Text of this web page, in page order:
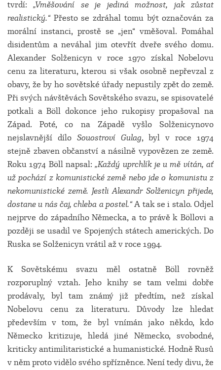
tvrdí:„Vměšování se je jediná možnost, jak zůstat
realistický.“Přesto se zdráhal tomu být označován za
morální instanci, prostě se „jen“ vměšoval. Pomáhal
disidentům a neváhal jim otevřít dveře svého domu.
Alexander Solženicyn v roce 1970 získal Nobelovu
cenu za literaturu, kterou si však osobně nepřevzal z
obavy, že by ho sovětské úřady nepustily zpět do země.
Při svých návštěvách Sovětského svazu, se spisovatelé
potkali a Böll dokonce jeho rukopisy propašoval na
Západ. Poté, co na Západě vyšlo Solženicynovo
nejslavnější dílo Souostroví Gulag, byl v roce 1974
stejně zbaven občanství a násilně vypovězen ze země.
Roku 1974 Böll napsal:„Každý uprchlík je u mě vítán, ať
už pochází z komunistické země nebo jde o komunistu z
nekomunistické země. Jestli Alexandr Solženicyn přijede,
dostane u nás čaj, chleba a postel.“A tak se i stalo. Odjel
nejprve do západního Německa, a to právě k Böllovi a
později se usadil ve Spojených státech amerických. Do
Ruska se Solženicyn vrátil až v roce 1994.
K Sovětskému svazu měl ostatně Böll rovněž
rozporuplný vztah. Jeho knihy se tam velmi dobře
prodávaly, byl tam známý již předtím, než získal
Nobelovu cenu za literaturu. Důvody lze hledat
především v tom, že byl vnímán jako někdo, kdo
Německo kritizuje, hledá jiné Německo, svobodné,
kriticky antimilitaristické a humanistické. Hodně Rusů
v něm proto vidělo svého spřízněnce. Není tedy divu, že